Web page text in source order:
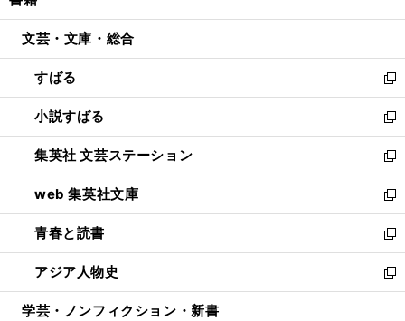
開
ウ
開
く
ン
ウ
で
開
く
ウ
ン
ド
ウ
で
開
く
文芸・文庫・総合
すばる
新
し
い
ウ
ィ
ン
ド
ウ
で
開
く
小説すばる
新
し
い
ウ
ィ
ン
ド
ウ
で
開
集英社 文芸ステーション
新
し
い
ウ
ィ
ン
ド
ウ
web 集英社文庫
新
し
い
ウ
ィ
ン
青春と読書
新
し
い
ウ
アジア人物史
新
し
学芸・ノンフィクション・新書